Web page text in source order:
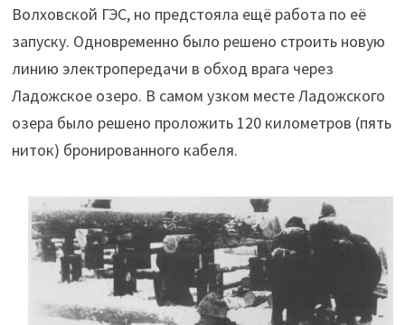
Волховской ГЭС, но предстояла ещё работа по её
запуску. Одновременно было решено строить новую
линию электропередачи в обход врага через
Ладожское озеро. В самом узком месте Ладожского
озера было решено проложить 120 километров (пять
ниток) бронированного кабеля.